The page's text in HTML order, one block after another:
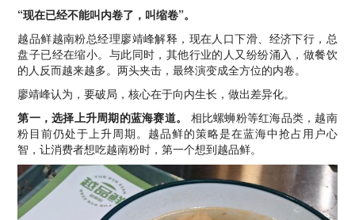
“现在已经不能叫内卷了，叫缩卷”。
越品鲜越南粉总经理廖靖峰解释，现在人口下滑、经济下行，总
盘子已经在缩小。与此同时，其他行业的人又纷纷涌入，做餐饮
的人反而越来越多。两头夹击，最终演变成全方位的内卷。
廖靖峰认为，要破局，核心在于向内生长，做出差异化。
第一，选择上升周期的蓝海赛道。
相比螺蛳粉等红海品类，越南
粉目前仍处于上升周期。越品鲜的策略是在蓝海中抢占用户心
智，让消费者想吃越南粉时，第一个想到越品鲜。